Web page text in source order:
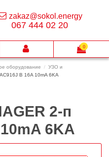
оборудование
УЗО и
B 16A 10mA 6KA
2-п
6KA
zakaz@sokol.energy
067 444 02 20
0